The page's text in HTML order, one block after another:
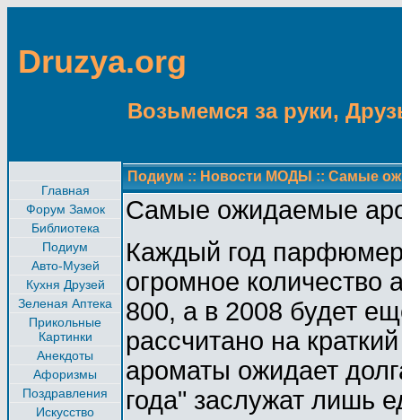
Druzya.org
Возьмемся за руки,
Главная
Форум Замок
Библиотека
Подиум
Авто-Музей
Кухня Друзей
Зеленая Аптека
Прикольные
Картинки
Анекдоты
Афоризмы
Поздравления
Искусство
Подиум :: Новости МОДЫ :: Самые
Самые ожидаемые
Каждый год
огромное количество
800, а в 2008 будет
рассчитано на
ароматы ожидает
года" заслужат лишь